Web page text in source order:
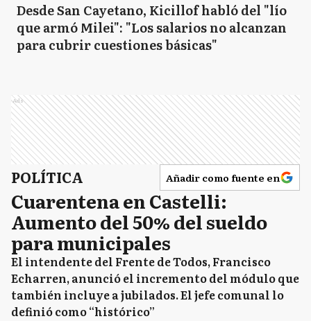
Desde San Cayetano, Kicillof habló del "lío
que armó Milei": "Los salarios no alcanzan
para cubrir cuestiones básicas"
Ads
POLÍTICA Añadir como fuente en
Cuarentena en Castelli:
Aumento del 50% del sueldo
para municipales
El intendente del Frente de Todos, Francisco
Echarren, anunció el incremento del módulo que
también incluye a jubilados. El jefe comunal lo
definió como “histórico”